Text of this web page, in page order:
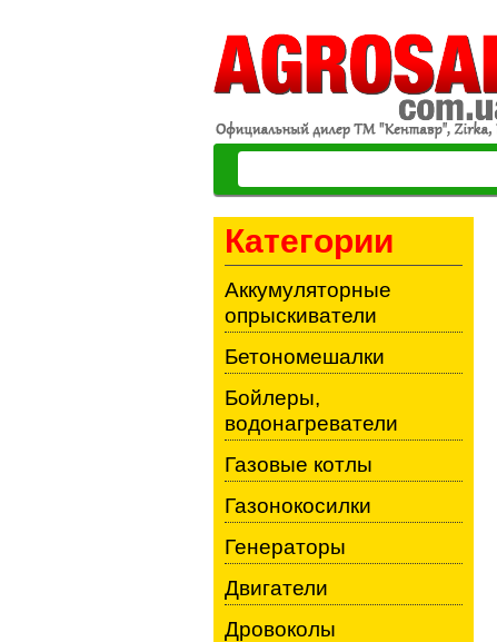
Категории
Аккумуляторные
опрыскиватели
Бетономешалки
Бойлеры,
водонагреватели
Газовые котлы
Газонокосилки
Генераторы
Двигатели
Дровоколы